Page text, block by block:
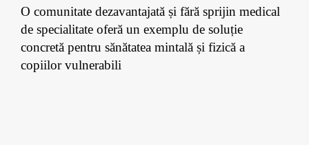
O comunitate dezavantajată și fără sprijin medical
de specialitate oferă un exemplu de soluție
concretă pentru sănătatea mintală și fizică a
copiilor vulnerabili